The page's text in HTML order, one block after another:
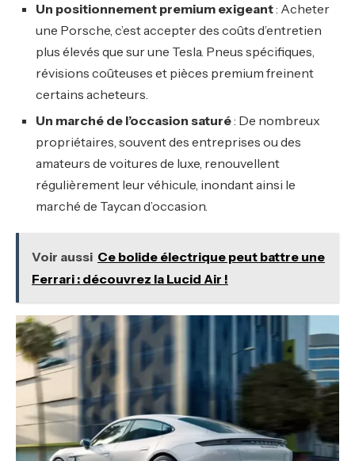
Un positionnement premium exigeant: Acheter
une Porsche, c’est accepter des coûts d’entretien
plus élevés que sur une Tesla. Pneus spécifiques,
révisions coûteuses et pièces premium freinent
certains acheteurs.
Un marché de l’occasion saturé: De nombreux
propriétaires, souvent des entreprises ou des
amateurs de voitures de luxe, renouvellent
régulièrement leur véhicule, inondant ainsi le
marché de Taycan d’occasion.
Voir aussi Ce bolide électrique peut battre une
Ferrari : découvrez la Lucid Air !